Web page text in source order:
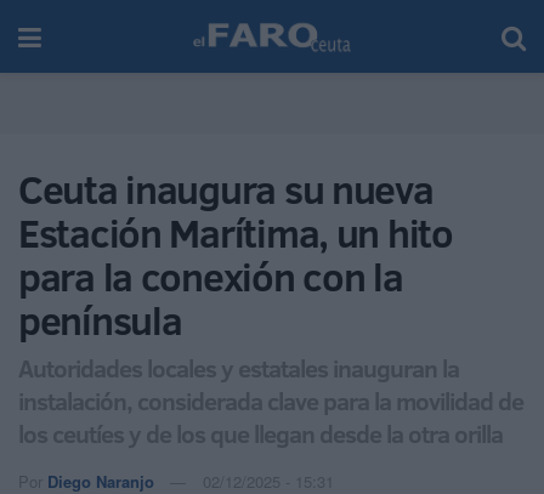
Ceuta inaugura su nueva
Estación Marítima, un hito
para la conexión con la
península
Autoridades locales y estatales inauguran la
instalación, considerada clave para la movilidad de
los ceutíes y de los que llegan desde la otra orilla
Por Diego Naranjo 02/12/2025 - 15:31